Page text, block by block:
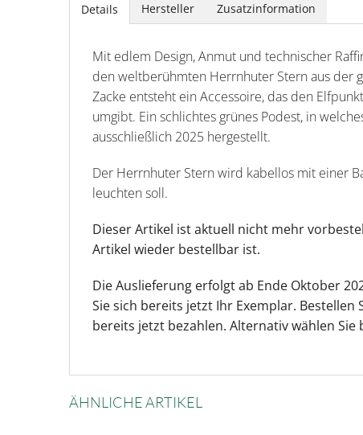
Details Hersteller Zusatzinformation
Mit edlem Design, Anmut und technischer
den weltberühmten Herrnhuter Stern aus der
Zacke entsteht ein Accessoire, das den
umgibt. Ein schlichtes grünes Podest, in
ausschließlich 2025 hergestellt.
Der Herrnhuter Stern wird kabellos mit einer
leuchten soll.
Dieser Artikel ist aktuell nicht mehr
Artikel wieder bestellbar ist.
Die Auslieferung erfolgt ab Ende Oktober
Sie sich bereits jetzt Ihr Exemplar.
bereits jetzt bezahlen. Alternativ wählen
ÄHNLICHE ARTIKEL